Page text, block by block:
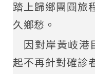
踏上歸鄉團圓旅
久鄉愁。
因對岸黃岐港
起不再針對確診